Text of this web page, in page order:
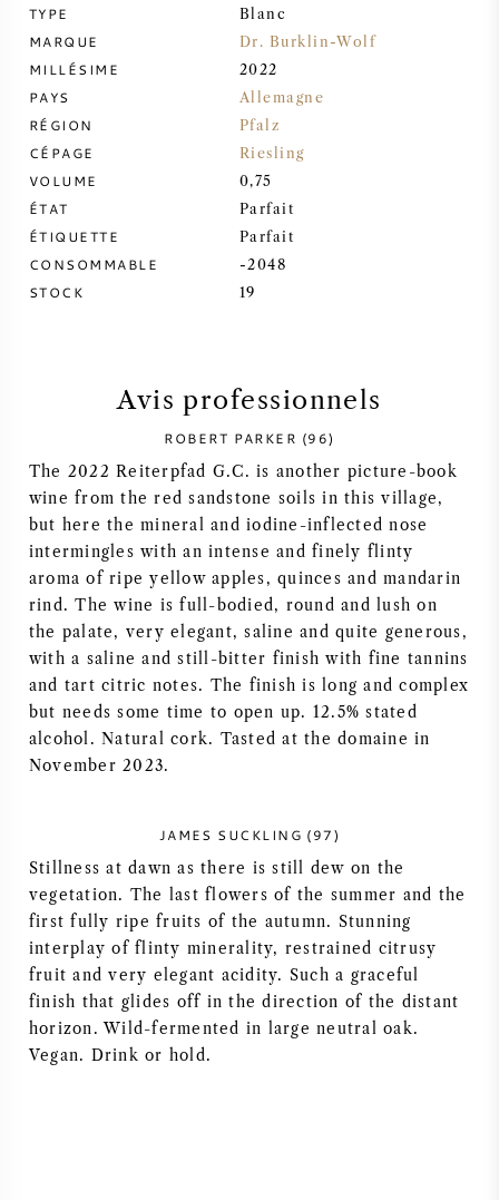
CHARDONNAY
MERLOT
SAUVIGNON BLANC
SYRAH / SHIRAZ
RIESLING
VIN FRANÇAIS
VIN ITALIEN
VIN ESPAGNOL
VIN AMÉRICAIN
TOUT LES PAYS
BORDEAUX
TYPE
Blanc
MARQUE Dr. Burklin-Wolf
MILLÉSIME 2022
PAYS Allemagne
RÉGION Pfalz
CÉPAGE Riesling
VOLUME 0,75
ÉTAT Parfait
ÉTIQUETTE Parfait
CONSOMMABLE -2048
STOCK 19
Avis professionnels
ROBERT PARKER (96)
The 2022 Reiterpfad G.C. is another picture-book
wine from the red sandstone soils in this village,
but here the mineral and iodine-inflected nose
intermingles with an intense and finely flinty
aroma of ripe yellow apples, quinces and mandarin
rind. The wine is full-bodied, round and lush on
the palate, very elegant, saline and quite generous,
with a saline and still-bitter finish with fine tannins
and tart citric notes. The finish is long and complex
but needs some time to open up. 12.5% stated
alcohol. Natural cork. Tasted at the domaine in
November 2023.
JAMES SUCKLING (97)
Stillness at dawn as there is still dew on the
vegetation. The last flowers of the summer and the
first fully ripe fruits of the autumn. Stunning
interplay of flinty minerality, restrained citrusy
fruit and very elegant acidity. Such a graceful
finish that glides off in the direction of the distant
horizon. Wild-fermented in large neutral oak.
Vegan. Drink or hold.